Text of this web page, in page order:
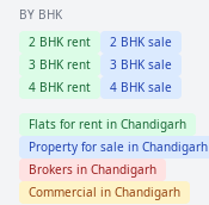
BY BHK
2 BHK rent 2 BHK sale
3 BHK rent 3 BHK sale
4 BHK rent 4 BHK sale
Flats for rent in Chandigarh
Property for sale in Chandigarh
Brokers in Chandigarh
Commercial in Chandigarh